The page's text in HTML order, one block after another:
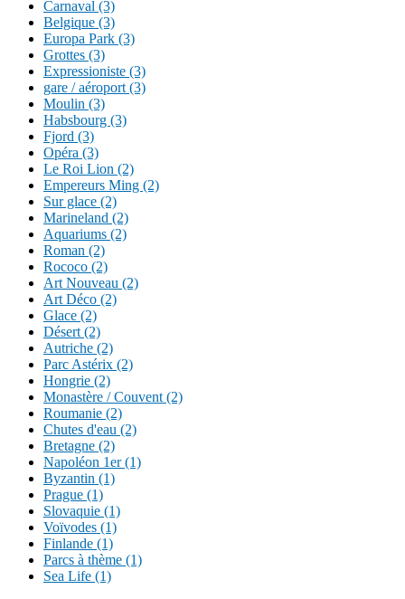
Carnaval (3)
Belgique (3)
Europa Park (3)
Grottes (3)
Expressioniste (3)
gare / aéroport (3)
Moulin (3)
Habsbourg (3)
Fjord (3)
Opéra (3)
Le Roi Lion (2)
Empereurs Ming (2)
Sur glace (2)
Marineland (2)
Aquariums (2)
Roman (2)
Rococo (2)
Art Nouveau (2)
Art Déco (2)
Glace (2)
Désert (2)
Autriche (2)
Parc Astérix (2)
Hongrie (2)
Monastère / Couvent (2)
Roumanie (2)
Chutes d'eau (2)
Bretagne (2)
Napoléon 1er (1)
Byzantin (1)
Prague (1)
Slovaquie (1)
Voïvodes (1)
Finlande (1)
Parcs à thème (1)
Sea Life (1)